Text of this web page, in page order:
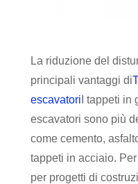
La riduzione del
principali vantaggi di
escavatori I tappeti
escavatori sono più
come cemento,
tappeti in acciaio.
per progetti di